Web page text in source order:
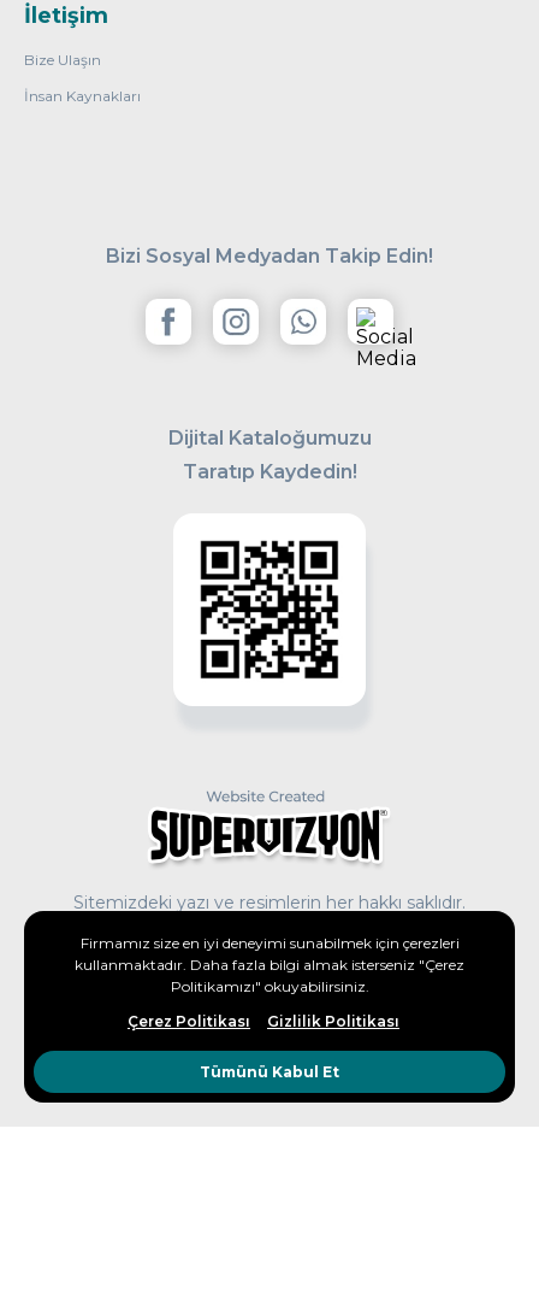
Firmamız size en iyi deneyimi sunabilmek için çerezleri
kullanmaktadır. Daha fazla bilgi almak isterseniz "Çerez
Politikamızı" okuyabilirsiniz.
Çerez Politikası
Gizlilik Politikası
Tümünü Kabul Et
İletişim
Bize Ulaşın
İnsan Kaynakları
Bizi Sosyal Medyadan Takip Edin!
Dijital Kataloğumuzu
Taratıp Kaydedin!
Sitemizdeki yazı ve resimlerin her hakkı saklıdır.